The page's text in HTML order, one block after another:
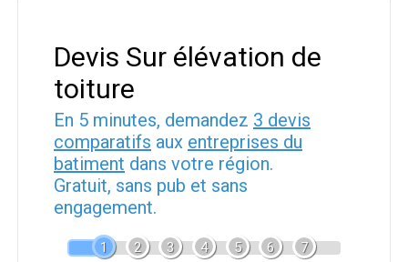
Devis Sur élévation de
toiture
En 5 minutes, demandez 3 devis
comparatifs aux entreprises du
batiment dans votre région.
Gratuit, sans pub et sans
engagement.
1 2 3 4 5 6 7